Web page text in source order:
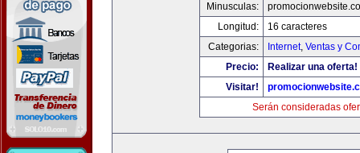
Minusculas:
Longitud:
16 caracteres
Categorias:
Internet, Ventas y
Precio:
Realizar una oferta!
Visitar!
Serán consideradas